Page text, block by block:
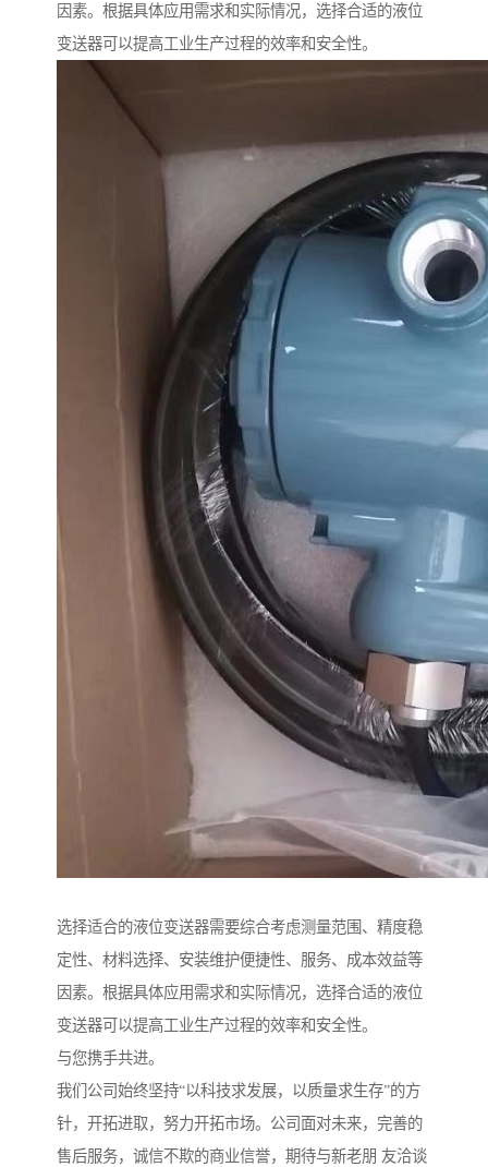
因素。根据具体应用需求和实际情况，选择合适的液位
变送器可以提高工业生产过程的效率和安全性。
选择适合的液位变送器需要综合考虑测量范围、精度稳
定性、材料选择、安装维护便捷性、服务、成本效益等
因素。根据具体应用需求和实际情况，选择合适的液位
变送器可以提高工业生产过程的效率和安全性。
与您携手共进。
我们公司始终坚持“以科技求发展，以质量求生存”的方
针，开拓进取，努力开拓市场。公司面对未来，完善的
售后服务，诚信不欺的商业信誉，期待与新老朋 友洽谈